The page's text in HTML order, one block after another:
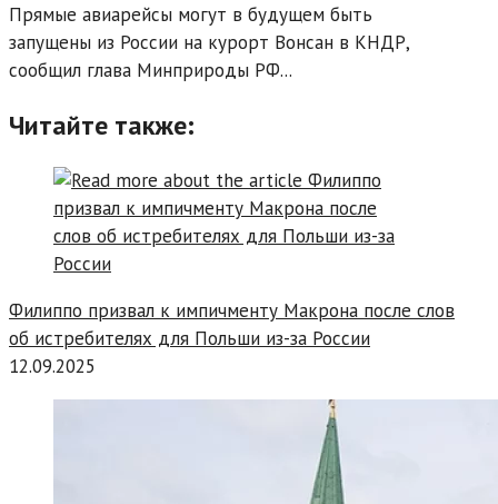
Прямые авиарейсы могут в будущем быть
запущены из России на курорт Вонсан в КНДР,
сообщил глава Минприроды РФ...
Читайте также:
Филиппо призвал к импичменту Макрона после слов
об истребителях для Польши из-за России
12.09.2025